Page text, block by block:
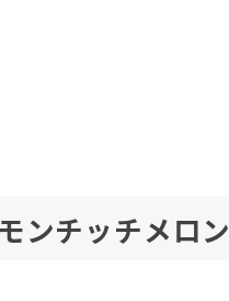
ンチッチメロン